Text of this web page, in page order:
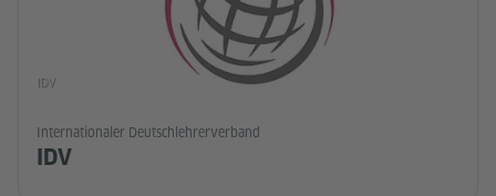
Internationaler Deutschlehrerverband
IDV
IDV